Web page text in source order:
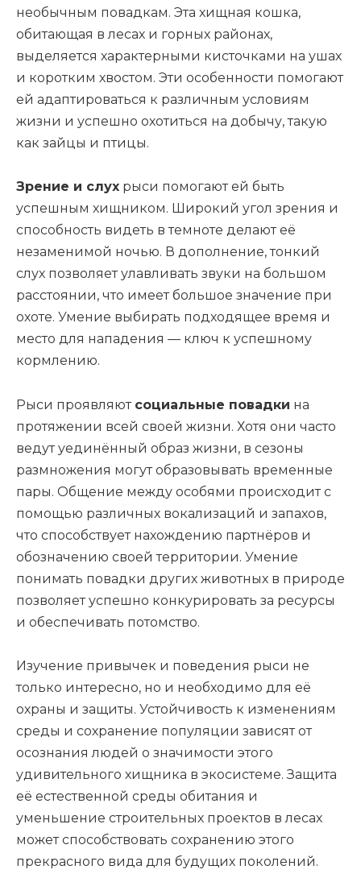
необычным повадкам. Эта хищная кошка,
обитающая в лесах и горных районах,
выделяется характерными кисточками на ушах
и коротким хвостом. Эти особенности помогают
ей адаптироваться к различным условиям
жизни и успешно охотиться на добычу, такую
как зайцы и птицы.
Зрение и слух рыси помогают ей быть
успешным хищником. Широкий угол зрения и
способность видеть в темноте делают её
незаменимой ночью. В дополнение, тонкий
слух позволяет улавливать звуки на большом
расстоянии, что имеет большое значение при
охоте. Умение выбирать подходящее время и
место для нападения — ключ к успешному
кормлению.
Рыси проявляют социальные повадки на
протяжении всей своей жизни. Хотя они часто
ведут уединённый образ жизни, в сезоны
размножения могут образовывать временные
пары. Общение между особями происходит с
помощью различных вокализаций и запахов,
что способствует нахождению партнёров и
обозначению своей территории. Умение
понимать повадки других животных в природе
позволяет успешно конкурировать за ресурсы
и обеспечивать потомство.
Изучение привычек и поведения рыси не
только интересно, но и необходимо для её
охраны и защиты. Устойчивость к изменениям
среды и сохранение популяции зависят от
осознания людей о значимости этого
удивительного хищника в экосистеме. Защита
её естественной среды обитания и
уменьшение строительных проектов в лесах
может способствовать сохранению этого
прекрасного вида для будущих поколений.